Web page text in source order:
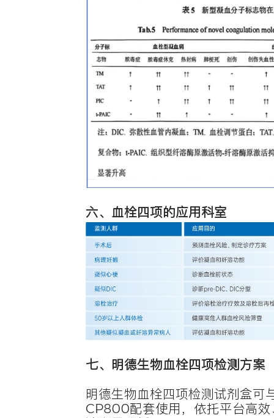
一、血
血栓性
因。无
高，可
传统的
径的活
应机体
栓前状
二、血
血栓四
栓形成